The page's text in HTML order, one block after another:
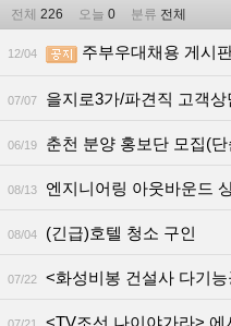
전체 226 오늘 0 분류 전체
12/04 주부우대채용 게시
07/07 을지로3가/파견직 고객상
06/19 춘천 분양 홍보단 모집(
08/13 엔지니어링 아웃바운드
08/04 (긴급)호텔 청소 구인
07/22 <화성비봉 건설사 다기
<TV조선 나이야가라> 에서 당